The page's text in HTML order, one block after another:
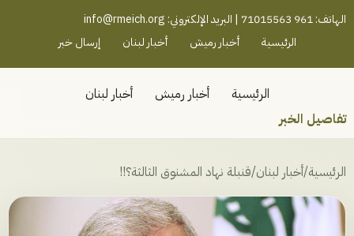
رميش جنوب - لبنان
الهاتف: 961 71015563 | البريد الإلكتروني:
info@rmeich.org
الرئيسية
أخبار رميش أخبار لبنان إرسال خبر
الرئيسية أخبار رميش
أخبار لبنان
تفاصيل الخبر
الرئيسية/أخبار لبنان/قنبلة نهاد المشنوق الثالثة؟!!